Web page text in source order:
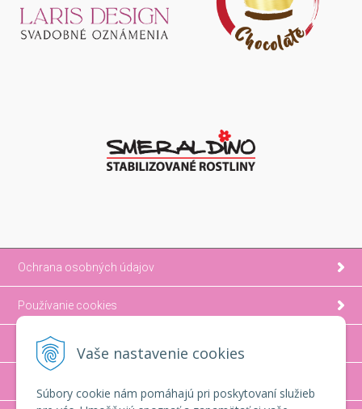
Vaše nastavenie cookies
Súbory cookie nám pomáhajú pri poskytovaní služieb
Ochrana osobných údajov
Používanie cookies
Možnosti platby a doprava